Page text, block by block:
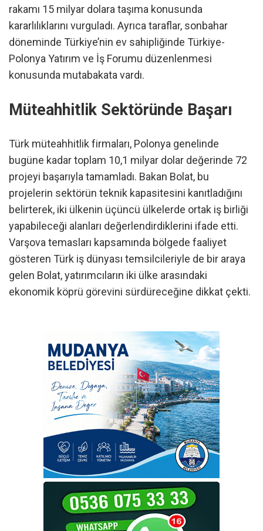
rakamı 15 milyar dolara taşıma konusunda
kararlılıklarını vurguladı. Ayrıca taraflar, sonbahar
döneminde Türkiye’nin ev sahipliğinde Türkiye-
Polonya Yatırım ve İş Forumu düzenlenmesi
konusunda mutabakata vardı.
Müteahhitlik Sektöründe Başarı
Türk müteahhitlik firmaları, Polonya genelinde
bugüne kadar toplam 10,1 milyar dolar değerinde 72
projeyi başarıyla tamamladı. Bakan Bolat, bu
projelerin sektörün teknik kapasitesini kanıtladığını
belirterek, iki ülkenin üçüncü ülkelerde ortak iş birliği
yapabileceği alanları değerlendirdiklerini ifade etti.
Varşova temasları kapsamında bölgede faaliyet
gösteren Türk iş dünyası temsilcileriyle de bir araya
gelen Bolat, yatırımcıların iki ülke arasındaki
ekonomik köprü görevini sürdüreceğine dikkat çekti.